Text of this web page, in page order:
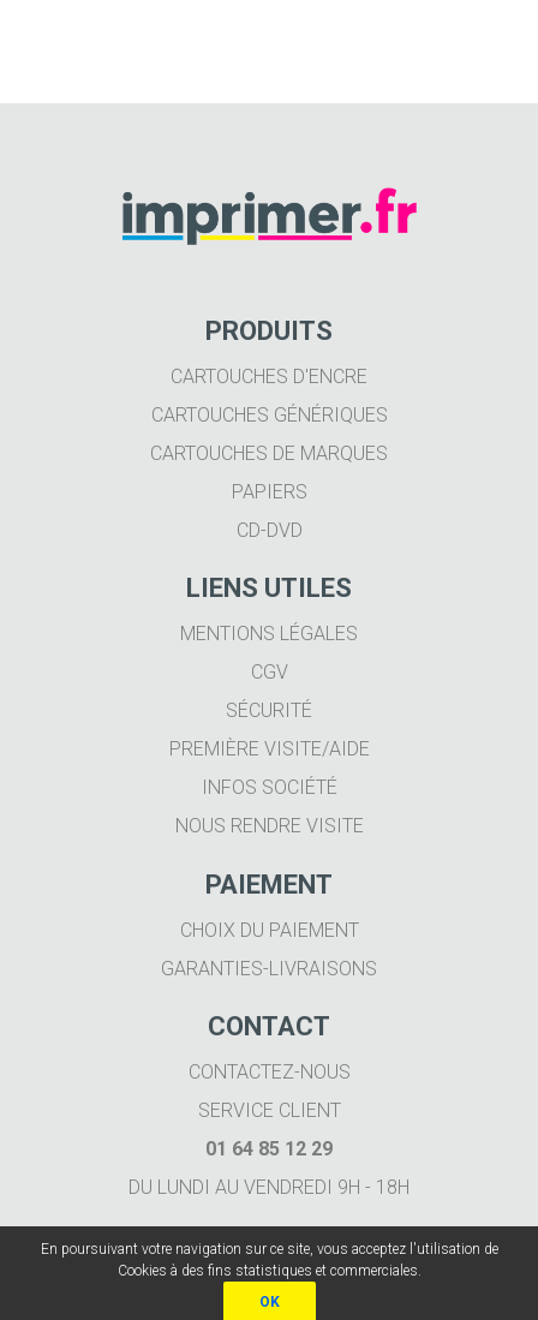
PRODUITS
CARTOUCHES D'ENCRE
CARTOUCHES GÉNÉRIQUES
CARTOUCHES DE MARQUES
PAPIERS
CD-DVD
LIENS UTILES
MENTIONS LÉGALES
CGV
SÉCURITÉ
PREMIÈRE VISITE/AIDE
INFOS SOCIÉTÉ
NOUS RENDRE VISITE
PAIEMENT
CHOIX DU PAIEMENT
GARANTIES-LIVRAISONS
CONTACT
CONTACTEZ-NOUS
SERVICE CLIENT
01 64 85 12 29
DU LUNDI AU VENDREDI 9H - 18H
En poursuivant votre navigation sur ce site, vous acceptez l'utilisation de
Cookies à des fins statistiques et commerciales.
OK